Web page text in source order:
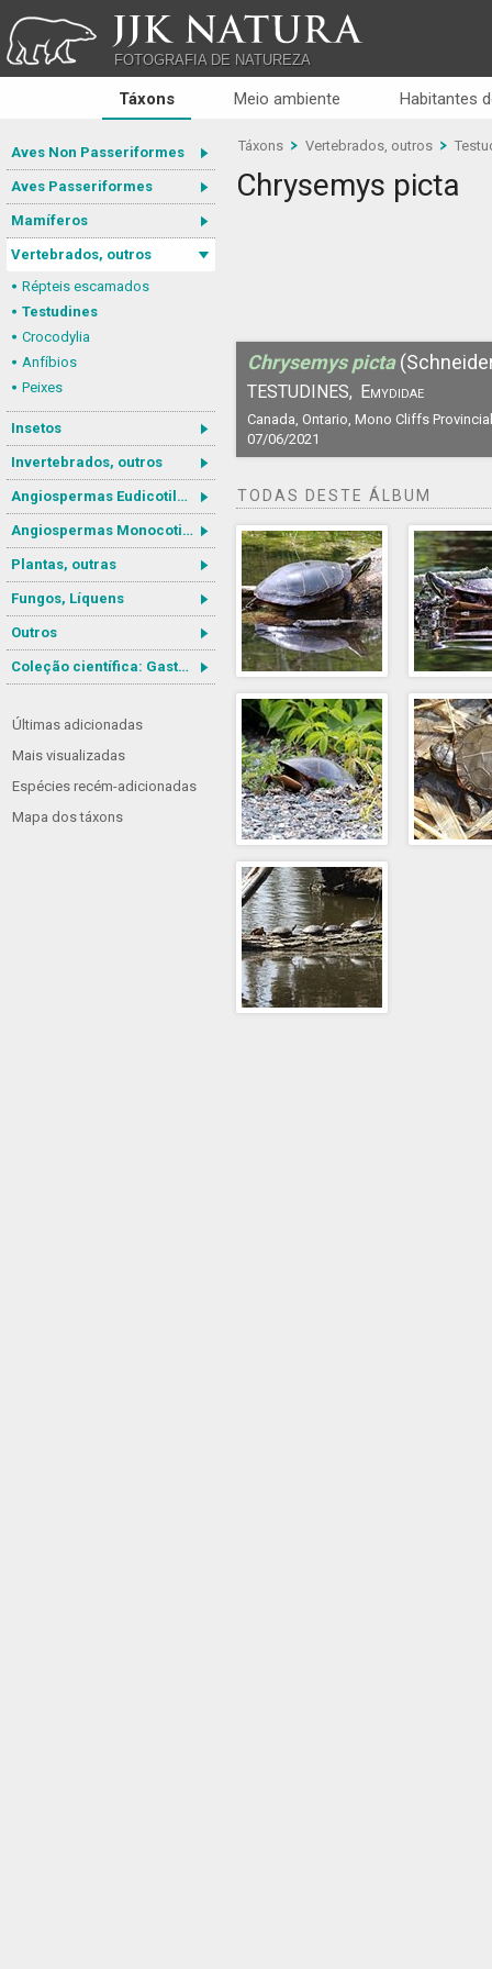
JJK NATURA
FOTOGRAFIA DE NATUREZA
Táxons Meio ambiente Habitantes
Aves Non Passeriformes
Aves Passeriformes
Mamíferos
Vertebrados, outros
Répteis escamados
Testudines
Crocodylia
Anfíbios
Peixes
Insetos
Invertebrados, outros
Angiospermas Eudicotiledôneas
Angiospermas Monocotiledôneas
Plantas, outras
Fungos, Líquens
Outros
Coleção científica: Gastrotricha
Últimas adicionadas
Mais visualizadas
Espécies recém-adicionadas
Mapa dos táxons
Táxons Vertebrados, outros
Chrysemys picta
Chrysemys picta
TESTUDINES, Emydidae
Canada, Ontario, Mono Cliffs
07/06/2021
TODAS DESTE ÁLBUM